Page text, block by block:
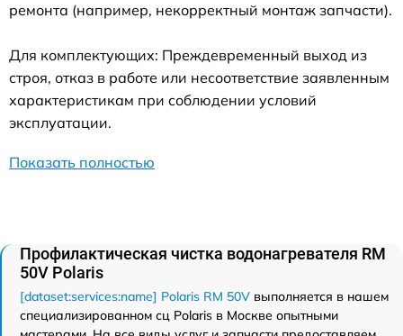
ремонта (например, некорректный монтаж запчасти).
Для комплектующих: Преждевременный выход из
строя, отказ в работе или несоответствие заявленным
характеристикам при соблюдении условий
эксплуатации.
Показать полностью
Профилактическая чистка водонагревателя RM
50V Polaris
[dataset:services:name] Polaris RM 50V выполняется в нашем
специализированном сц Polaris в Москве опытными